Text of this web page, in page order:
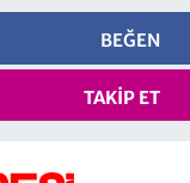
BEĞEN
TAKIP ET